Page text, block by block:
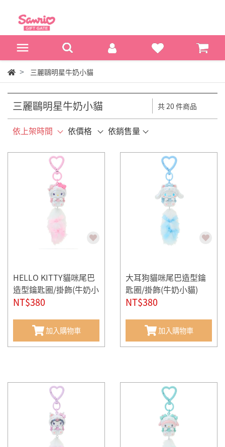
三麗鷗明星牛奶小貓
三麗鷗明星牛奶小貓 共 20 件商品
依上架時間 依價格 依銷售量
HELLO KITTY貓咪尾巴
造型鑰匙圈/掛飾(牛奶小
貓)
NT$380
加入購物車
大耳狗貓咪尾巴造型鑰
匙圈/掛飾(牛奶小貓)
NT$380
加入購物車